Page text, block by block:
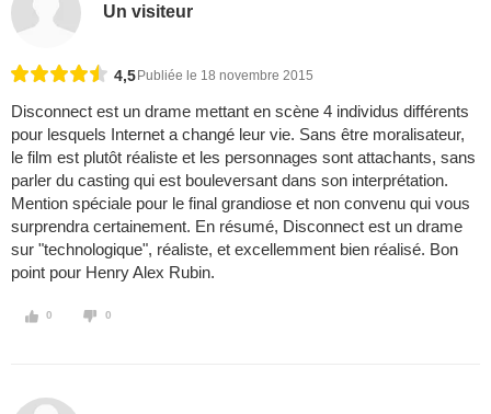
Un visiteur
4,5 Publiée le 18 novembre 2015
Disconnect est un drame mettant en scène 4 individus différents
pour lesquels Internet a changé leur vie. Sans être moralisateur,
le film est plutôt réaliste et les personnages sont attachants, sans
parler du casting qui est bouleversant dans son interprétation.
Mention spéciale pour le final grandiose et non convenu qui vous
surprendra certainement. En résumé, Disconnect est un drame
sur "technologique", réaliste, et excellemment bien réalisé. Bon
point pour Henry Alex Rubin.
0 0